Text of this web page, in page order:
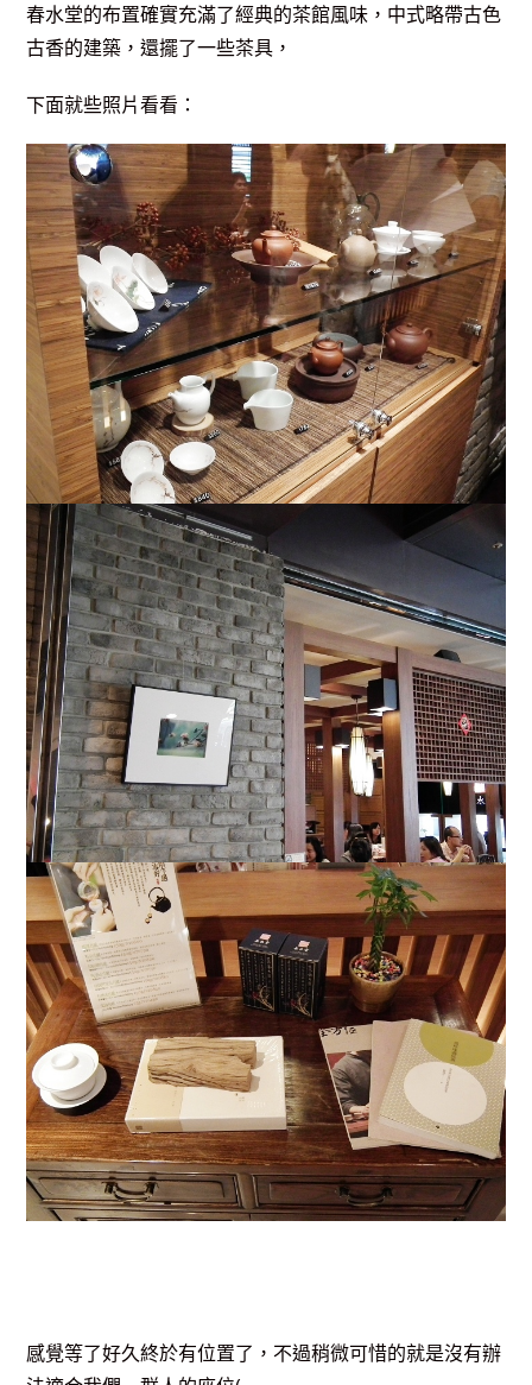
春水堂的布置確實充滿了經典的茶館風味，中式略帶古色
古香的建築，還擺了一些茶具，
下面就些照片看看：
感覺等了好久終於有位置了，不過稍微可惜的就是沒有辦